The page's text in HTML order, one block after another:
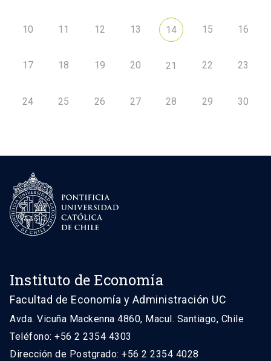
10 11 12 13 14 15 16
17 18 19 20 21 22 23
24 25 26 27 28 29 30
Instituto de Economía
Facultad de Economía y Administración UC
Avda. Vicuña Mackenna 4860, Macul. Santiago, Chile
Teléfono: +56 2 2354 4303
Dirección de Postgrado: +56 2 2354 4028